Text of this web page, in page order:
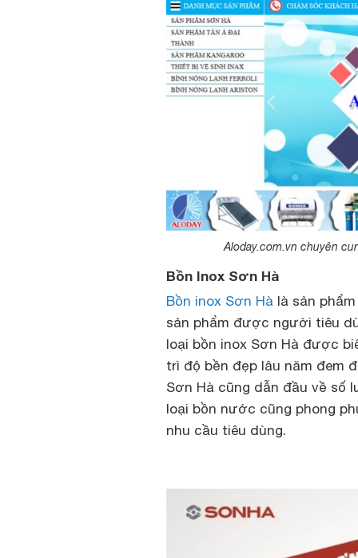
Aloday.com.vn chuyên
Bồn Inox Sơn Hà
Bồn inox Sơn Hà là sản
sản phẩm được người tiêu
loại bồn inox Sơn Hà được
trì độ bền đẹp lâu năm đem
Sơn Hà cũng dẫn đầu về số
loại bồn nước cũng phong
nhu cầu tiêu dùng.